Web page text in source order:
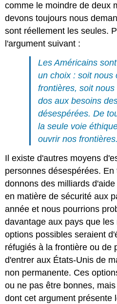
comme le moindre de deux
devons toujours nous
sont réellement les seules.
l'argument suivant :
Les Américains
un choix : soit nous
frontières, soit
dos aux besoins
désespérées. De
la seule voie
ouvrir nos frontières.
Il existe d'autres moyens
personnes désespérées.
donnons des milliards
en matière de sécurité aux
année et nous pourrions
davantage aux pays que
options possibles seraient
réfugiés à la frontière ou de
d'entrer aux États-Unis de
non permanente. Ces
ou ne pas être bonnes,
dont cet argument présente